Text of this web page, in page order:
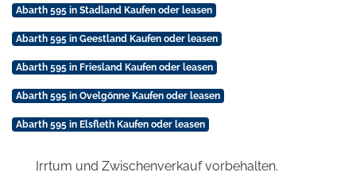
Abarth 595 in Stadland Kaufen oder leasen
Abarth 595 in Geestland Kaufen oder leasen
Abarth 595 in Friesland Kaufen oder leasen
Abarth 595 in Ovelgönne Kaufen oder leasen
Abarth 595 in Elsfleth Kaufen oder leasen
Irrtum und Zwischenverkauf vorbehalten.